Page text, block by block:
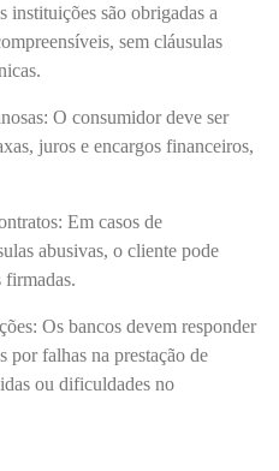
são obrigadas a
sem cláusulas
O consumidor deve ser
juros e encargos financeiros,
Em casos de
abusivas, o cliente pode
firmadas.
Os bancos devem responder
por falhas na prestação de
ou dificuldades no